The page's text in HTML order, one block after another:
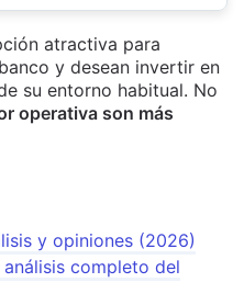
atractiva para
y desean invertir en
su entorno habitual. No
operativa son más
y opiniones (2026)
completo del